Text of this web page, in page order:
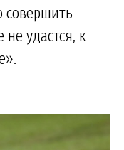
совершить
удастся, к